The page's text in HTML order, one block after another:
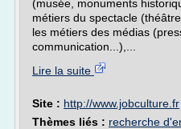
(musée, monuments
métiers du spectacle
les métiers des médias
communication...),...
Lire la suite
Site : http://www.jobculture.fr
Thèmes liés : recherche